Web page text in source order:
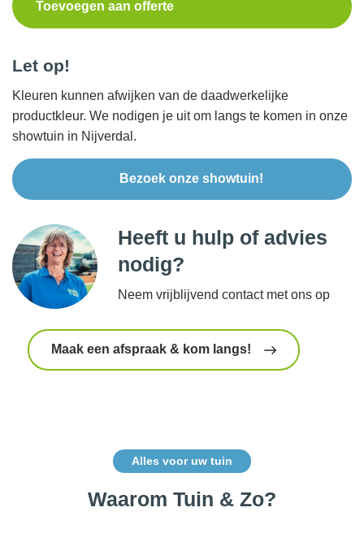
Toevoegen aan offerte
Let op!
Kleuren kunnen afwijken van de daadwerkelijke
productkleur. We nodigen je uit om langs te komen in onze
showtuin in Nijverdal.
Bezoek onze showtuin!
Heeft u hulp of advies
nodig?
Neem vrijblijvend contact met ons op
Maak een afspraak & kom langs!
Alles voor uw tuin
Waarom Tuin & Zo?